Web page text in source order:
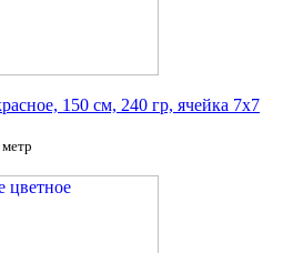
150 см, 240 гр, ячейка 7х7